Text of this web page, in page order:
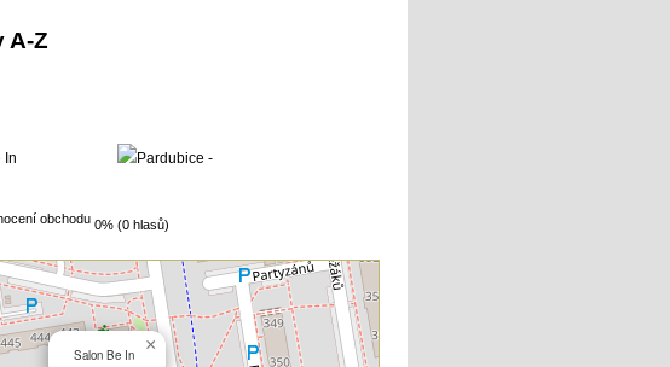
A-Z
0% (0 hlasů)
Salon Be In ×